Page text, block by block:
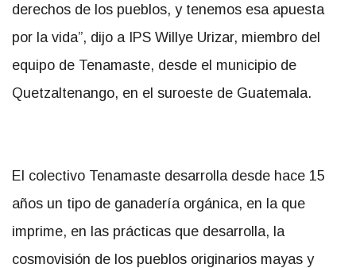
derechos de los pueblos, y tenemos esa apuesta
por la vida”, dijo a IPS Willye Urizar, miembro del
equipo de Tenamaste, desde el municipio de
Quetzaltenango, en el suroeste de Guatemala.
El colectivo Tenamaste desarrolla desde hace 15
años un tipo de ganadería orgánica, en la que
imprime, en las prácticas que desarrolla, la
cosmovisión de los pueblos originarios mayas y